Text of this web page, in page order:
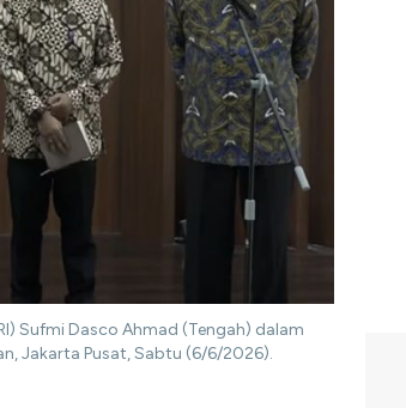
Sufmi Dasco Ahmad (Tengah) dalam
Jakarta Pusat, Sabtu (6/6/2026).